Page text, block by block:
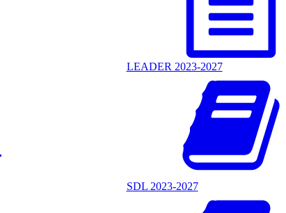
LEADER 2023-2027
SDL 2023-2027